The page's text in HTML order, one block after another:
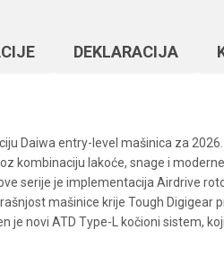
DEKLARACIJA
Daiwa entry-level mašinica za
kombinaciju lakoće, snage i
serije je implementacija Airdrive
mašinice krije Tough
novi ATD Type-L kočioni sistem,